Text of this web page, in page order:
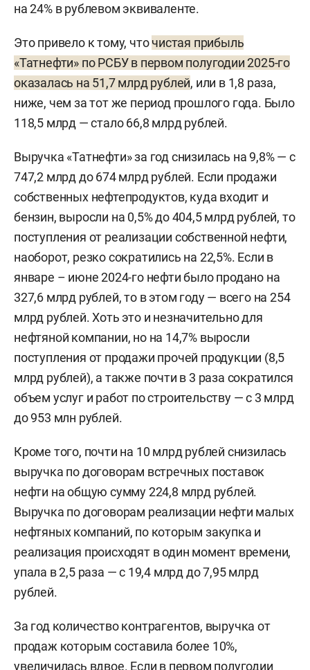
на 24% в рублевом эквиваленте.
Это привело к тому, чточистая прибыль
«Татнефти» по РСБУ в первом полугодии 2025-го
оказалась на 51,7 млрд рублей, или в 1,8 раза,
ниже, чем за тот же период прошлого года. Было
118,5 млрд — стало 66,8 млрд рублей.
Выручка «Татнефти» за год снизилась на 9,8% — с
747,2 млрд до 674 млрд рублей. Если продажи
собственных нефтепродуктов, куда входит и
бензин, выросли на 0,5% до 404,5 млрд рублей, то
поступления от реализации собственной нефти,
наоборот, резко сократились на 22,5%. Если в
январе – июне 2024-го нефти было продано на
327,6 млрд рублей, то в этом году — всего на 254
млрд рублей. Хоть это и незначительно для
нефтяной компании, но на 14,7% выросли
поступления от продажи прочей продукции (8,5
млрд рублей), а также почти в 3 раза сократился
объем услуг и работ по строительству — с 3 млрд
до 953 млн рублей.
Кроме того, почти на 10 млрд рублей снизилась
выручка по договорам встречных поставок
нефти на общую сумму 224,8 млрд рублей.
Выручка по договорам реализации нефти малых
нефтяных компаний, по которым закупка и
реализация происходят в один момент времени,
упала в 2,5 раза — с 19,4 млрд до 7,95 млрд
рублей.
За год количество контрагентов, выручка от
продаж которым составила более 10%,
увеличилась вдвое. Если в первом полугодии